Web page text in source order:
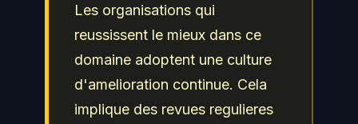
Les organisations qui
reussissent le mieux dans ce
domaine adoptent une culture
d'amelioration continue. Cela
implique des revues regulieres